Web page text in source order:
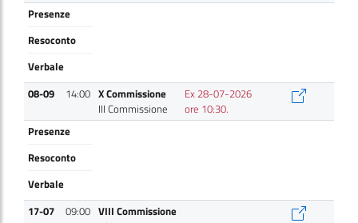
Presenze
Resoconto
Verbale
08-09
14:00 X Commissione
III Commissione
Ex 28-07-2026
ore 10:30.
Presenze
Resoconto
Verbale
17-07
09:00 VIII Commissione